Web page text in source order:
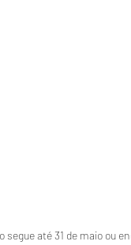
segue até 31 de maio ou